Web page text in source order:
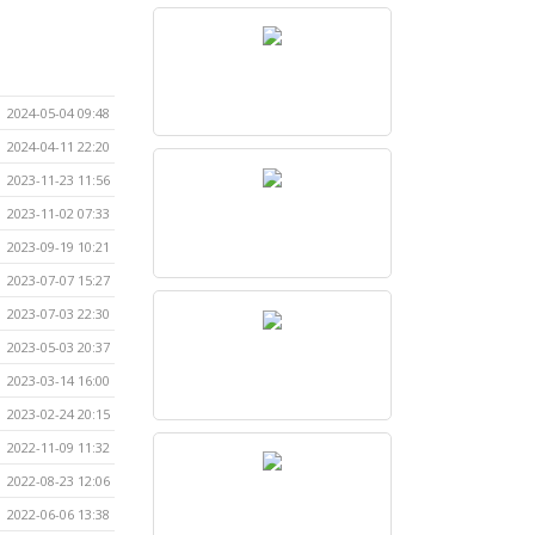
2024-05-04 09:48
2024-04-11 22:20
2023-11-23 11:56
2023-11-02 07:33
2023-09-19 10:21
2023-07-07 15:27
2023-07-03 22:30
2023-05-03 20:37
2023-03-14 16:00
2023-02-24 20:15
2022-11-09 11:32
2022-08-23 12:06
2022-06-06 13:38